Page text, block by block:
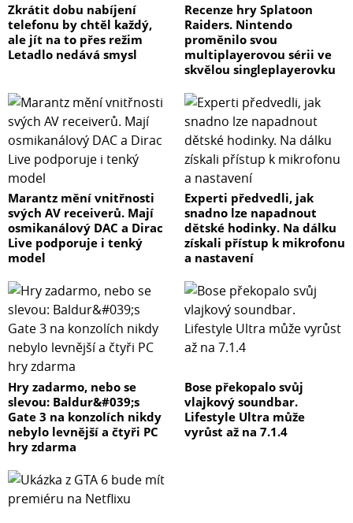
Zkrátit dobu nabíjení
telefonu by chtěl každý,
ale jít na to přes režim
Letadlo nedává smysl
Recenze hry Splatoon
Raiders. Nintendo
proměnilo svou
multiplayerovou sérii ve
skvělou singleplayerovku
Marantz mění vnitřnosti
svých AV receiverů. Mají
osmikanálový DAC a Dirac
Live podporuje i tenký
model
Experti předvedli, jak
snadno lze napadnout
dětské hodinky. Na dálku
získali přístup k mikrofonu
a nastavení
Hry zadarmo, nebo se
slevou: Baldur&#039;s
Gate 3 na konzolích nikdy
nebylo levnější a čtyři PC
hry zdarma
Bose překopalo svůj
vlajkový soundbar.
Lifestyle Ultra může
vyrůst až na 7.1.4